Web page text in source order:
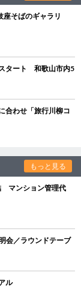
そばのギャラリ
タート 和歌山市内5
合わせ「旅行川柳コ
もっと見る
マンション管理代
会／ラウンドテーブ
ル